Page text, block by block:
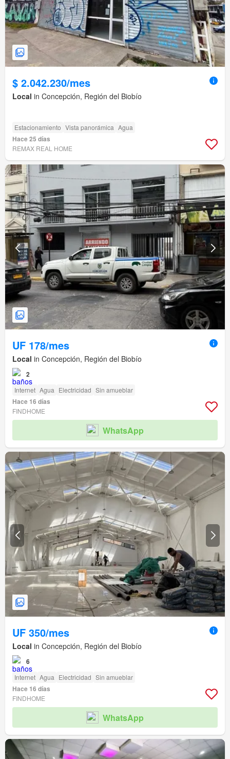
$ 2.042.230/mes
Local in Concepción, Región del Biobío
Estacionamiento Vista panorámica Agua
Hace 25 días
REMAX REAL HOME
UF 178/mes
Local in Concepción, Región del Biobío
2
Internet Agua Electricidad Sin amueblar
Hace 16 días
FINDHOME
WhatsApp
UF 350/mes
Local in Concepción, Región del Biobío
6
Internet Agua Electricidad Sin amueblar
Hace 16 días
FINDHOME
WhatsApp